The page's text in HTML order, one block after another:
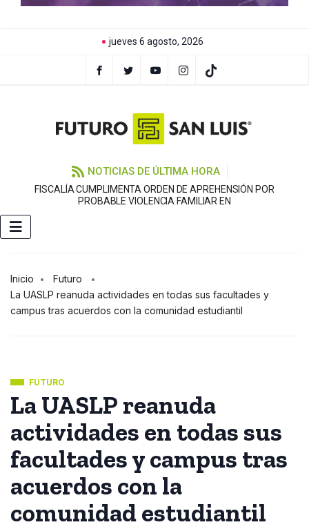
jueves 6 agosto, 2026
NOTICIAS DE ÚLTIMA HORA
FISCALÍA CUMPLIMENTA ORDEN DE APREHENSIÓN POR
PROBABLE VIOLENCIA FAMILIAR EN
Inicio
Futuro
La UASLP reanuda actividades en todas sus facultades y
campus tras acuerdos con la comunidad estudiantil
FUTURO
La UASLP reanuda
actividades en todas sus
facultades y campus tras
acuerdos con la
comunidad estudiantil